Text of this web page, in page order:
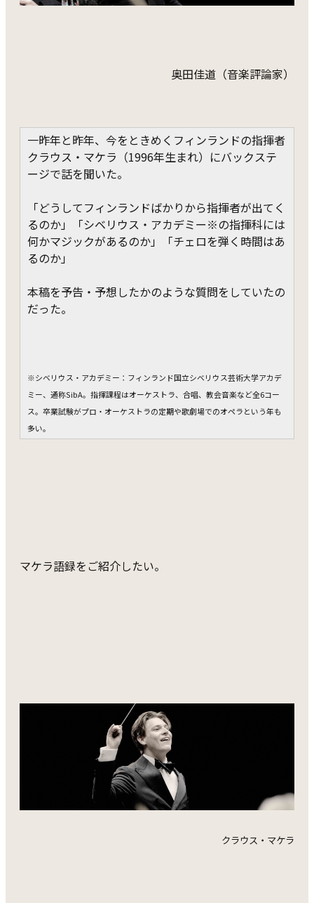
奥田佳道（音楽評論家）
一昨年と昨年、今をときめくフィンランドの指揮者
クラウス・マケラ（1996年生まれ）にバックステ
ージで話を聞いた。
「どうしてフィンランドばかりから指揮者が出てく
るのか」「シベリウス・アカデミー※の指揮科には
何かマジックがあるのか」「チェロを弾く時間はあ
るのか」
本稿を予告・予想したかのような質問をしていたの
だった。
※シベリウス・アカデミー：フィンランド国立シベリウス芸術大学アカデ
ミー、通称SibA。指揮課程はオーケストラ、合唱、教会音楽など全6コー
ス。卒業試験がプロ・オーケストラの定期や歌劇場でのオペラという年も
多い。
マケラ語録をご紹介したい。
クラウス・マケラ